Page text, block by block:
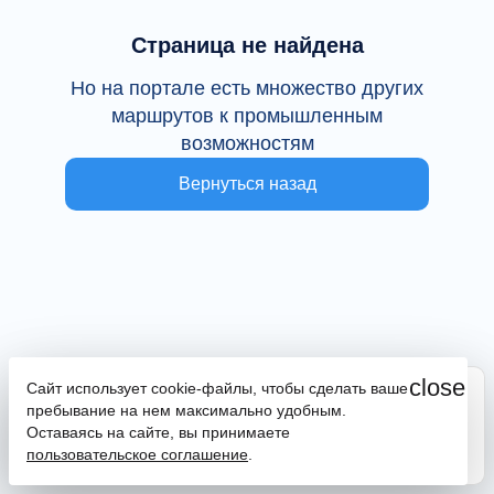
Страница не найдена
Но на портале есть множество других
маршрутов к промышленным
возможностям
Вернуться назад
close
Сайт использует cookie-файлы, чтобы сделать ваше
пребывание на нем максимально удобным.
Оставаясь на сайте, вы принимаете
пользовательское соглашение
Сайт находится в тестовой эксплуатации
В случае наличия ошибок или замечаний просим
сообщить на почтуpromportal@frpkk.ru
написать нам в чатилизаказать обратный звонок